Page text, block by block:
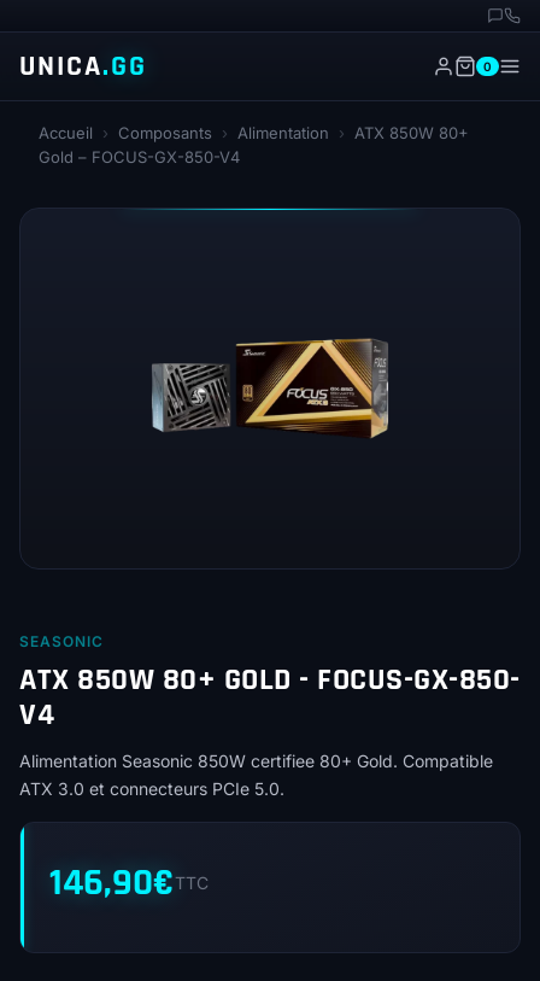
UNICA.GG 0
Accueil › Composants › Alimentation ›
ATX 850W 80+
Gold – FOCUS-GX-850-V4
SEASONIC
ATX 850W 80+ GOLD - FOCUS-GX-850-
V4
Alimentation Seasonic 850W certifiee 80+ Gold. Compatible
ATX 3.0 et connecteurs PCIe 5.0.
146,90€TTC